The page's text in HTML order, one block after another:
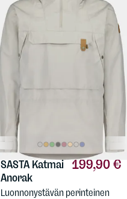
199,90 €
SASTAKatmai
Anorak
Luonnonystävän perinteinen